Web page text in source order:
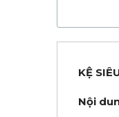
KỆ
Nội